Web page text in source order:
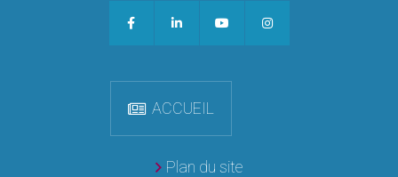
ACCUEIL
Plan du site